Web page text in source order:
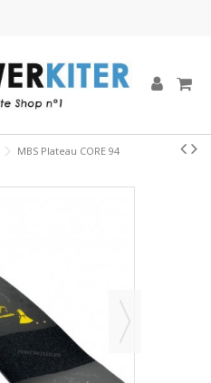
MBS Plateau CORE 94